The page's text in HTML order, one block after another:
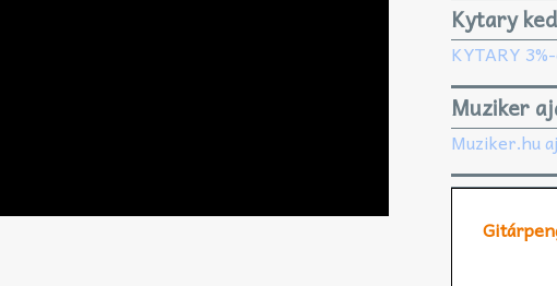
Kytary
KYTARY
Muziker
Muziker.hu